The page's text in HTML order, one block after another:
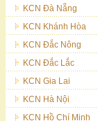
KCN Đà Nẵng
KCN Khánh Hòa
KCN Đắc Nông
KCN Đắc Lắc
KCN Gia Lai
KCN Hà Nội
KCN Hồ Chí Minh